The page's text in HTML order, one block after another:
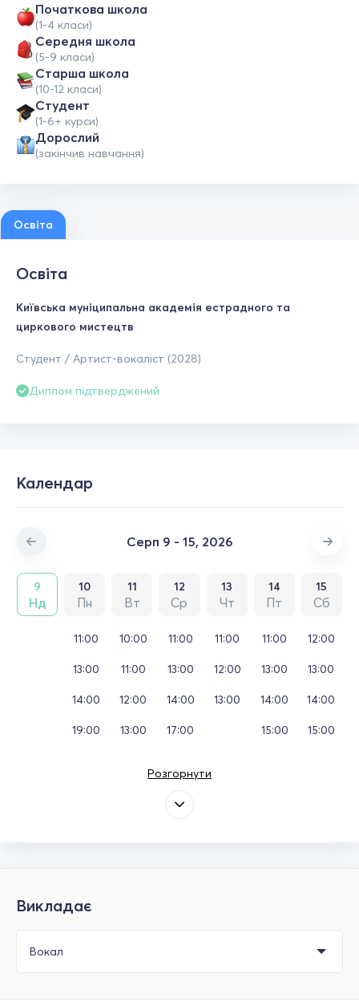
Початкова школа
(1-4 класи)
Середня школа
(5-9 класи)
Старша школа
(10-12 класи)
Студент
(1-6+ курси)
Дорослий
(закінчив навчання)
Освіта
Освіта
Київська муніципальна академія естрадного та
циркового мистецтв
Студент / Артист-вокаліст (2028)
Диплом підтверджений
Календар
Серп 9 - 15, 2026
9
Нд
10
Пн
11
Вт
12
Ср
13
Чт
14
Пт
15
Сб
11:00
13:00
14:00
19:00
10:00
11:00
12:00
13:00
11:00
13:00
14:00
17:00
11:00
12:00
13:00
11:00
13:00
14:00
15:00
12:00
13:00
14:00
15:00
Розгорнути
Викладає